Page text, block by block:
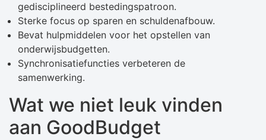
gedisciplineerd bestedingspatroon.
Sterke focus op sparen en schuldenafbouw.
Bevat hulpmiddelen voor het opstellen van
onderwijsbudgetten.
Synchronisatiefuncties verbeteren de
samenwerking.
Wat we niet leuk vinden
aan GoodBudget